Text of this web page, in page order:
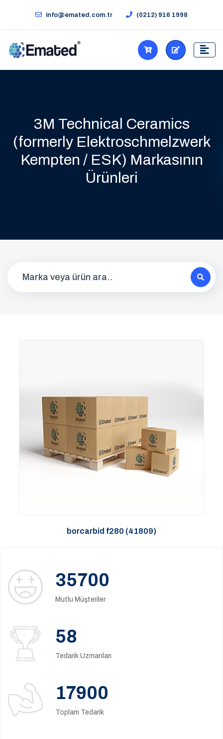
info@emated.com.tr (0212) 916 1998
3M Technical Ceramics
(formerly Elektroschmelzwerk
Kempten / ESK) Markasının
Ürünleri
borcarbid f280 (41809)
35700
Mutlu Müşteriler
58
Tedarik Uzmanları
17900
Toplam Tedarik